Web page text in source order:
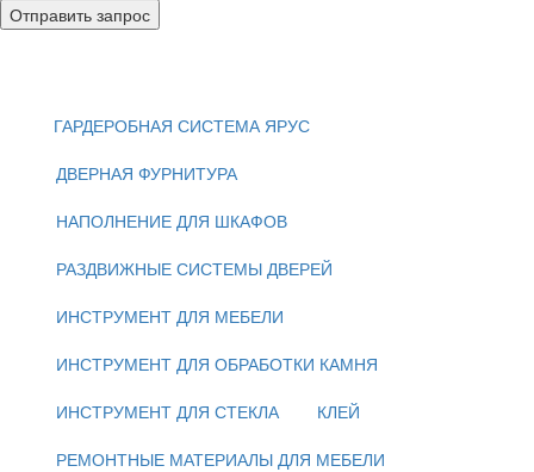
Отправить запрос
ГАРДЕРОБНАЯ СИСТЕМА ЯРУС
ДВЕРНАЯ ФУРНИТУРА
НАПОЛНЕНИЕ ДЛЯ ШКАФОВ
РАЗДВИЖНЫЕ СИСТЕМЫ ДВЕРЕЙ
ИНСТРУМЕНТ ДЛЯ МЕБЕЛИ
ИНСТРУМЕНТ ДЛЯ ОБРАБОТКИ КАМНЯ
ИНСТРУМЕНТ ДЛЯ СТЕКЛА
КЛЕЙ
РЕМОНТНЫЕ МАТЕРИАЛЫ ДЛЯ МЕБЕЛИ